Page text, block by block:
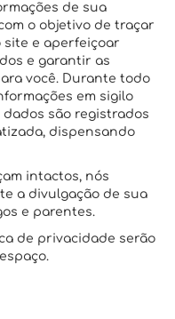
de sua
o objetivo de traçar
e aperfeiçoar
e garantir as
você. Durante todo
em sigilo
são registrados
dispensando
intactos, nós
a divulgação de sua
e parentes.
de privacidade serão